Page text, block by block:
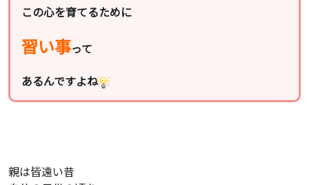
この心を育てるために
習い事って
あるんですよね
親は皆遠い昔